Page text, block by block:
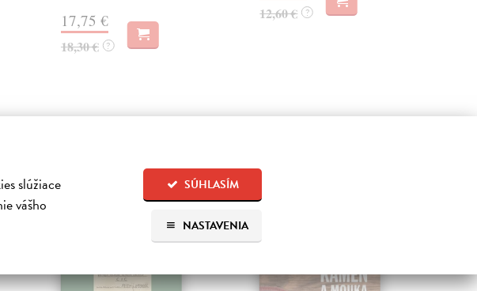
slúžiace
vášho
SÚHLASÍM
NASTAVENIA
17,75 €
18,30 € ?
12,60 € ?
si kúpili aj: